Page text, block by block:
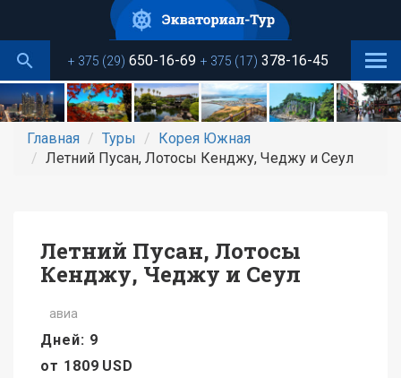
основному
содержанию+ 375 (29) 650-16-69 + 375 (17) 378-16-45
Главная Туры
Корея Южная
Летний Пусан, Лотосы Кенджу, Чеджу и Сеул
Летний Пусан, Лотосы
Кенджу, Чеджу и Сеул
авиа
Дней: 9
от 1809 USD